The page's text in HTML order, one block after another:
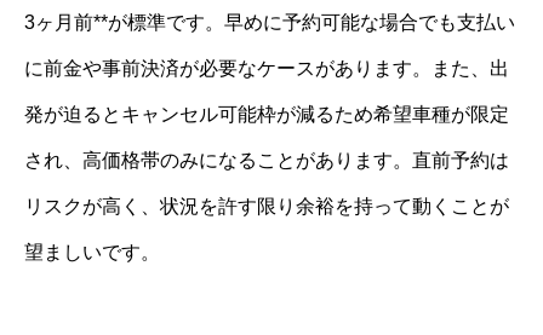
3ヶ月前**が標準です。早めに予約可能な場合でも支払い
に前金や事前決済が必要なケースがあります。また、出
発が迫るとキャンセル可能枠が減るため希望車種が限定
され、高価格帯のみになることがあります。直前予約は
リスクが高く、状況を許す限り余裕を持って動くことが
望ましいです。